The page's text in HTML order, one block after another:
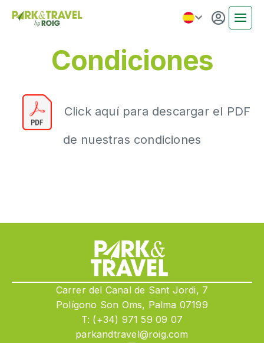
PARKING POR DÍA
PARKING LARGA ESTANCIA
NOTICIAS
CONTACTO
Condiciones
Click aquí para descargar el PDF
de nuestras condiciones
Carrer del Canal de Sant Jordi, 7
Polígono Son Oms, Palma 07199
T: (+34) 971 59 09 07
parkandtravel@roig.com